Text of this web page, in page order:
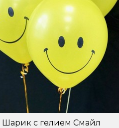
Шарик с гелием Смайл